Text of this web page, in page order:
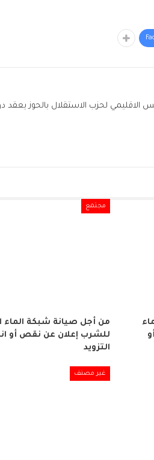
الاقليمي لحزب الاستقلال بالحوز يعقد
مجتمع
من أجل صيانة شبكة الماء
للشرب إعلان عن نقص أو
التزويد
غير مصنف